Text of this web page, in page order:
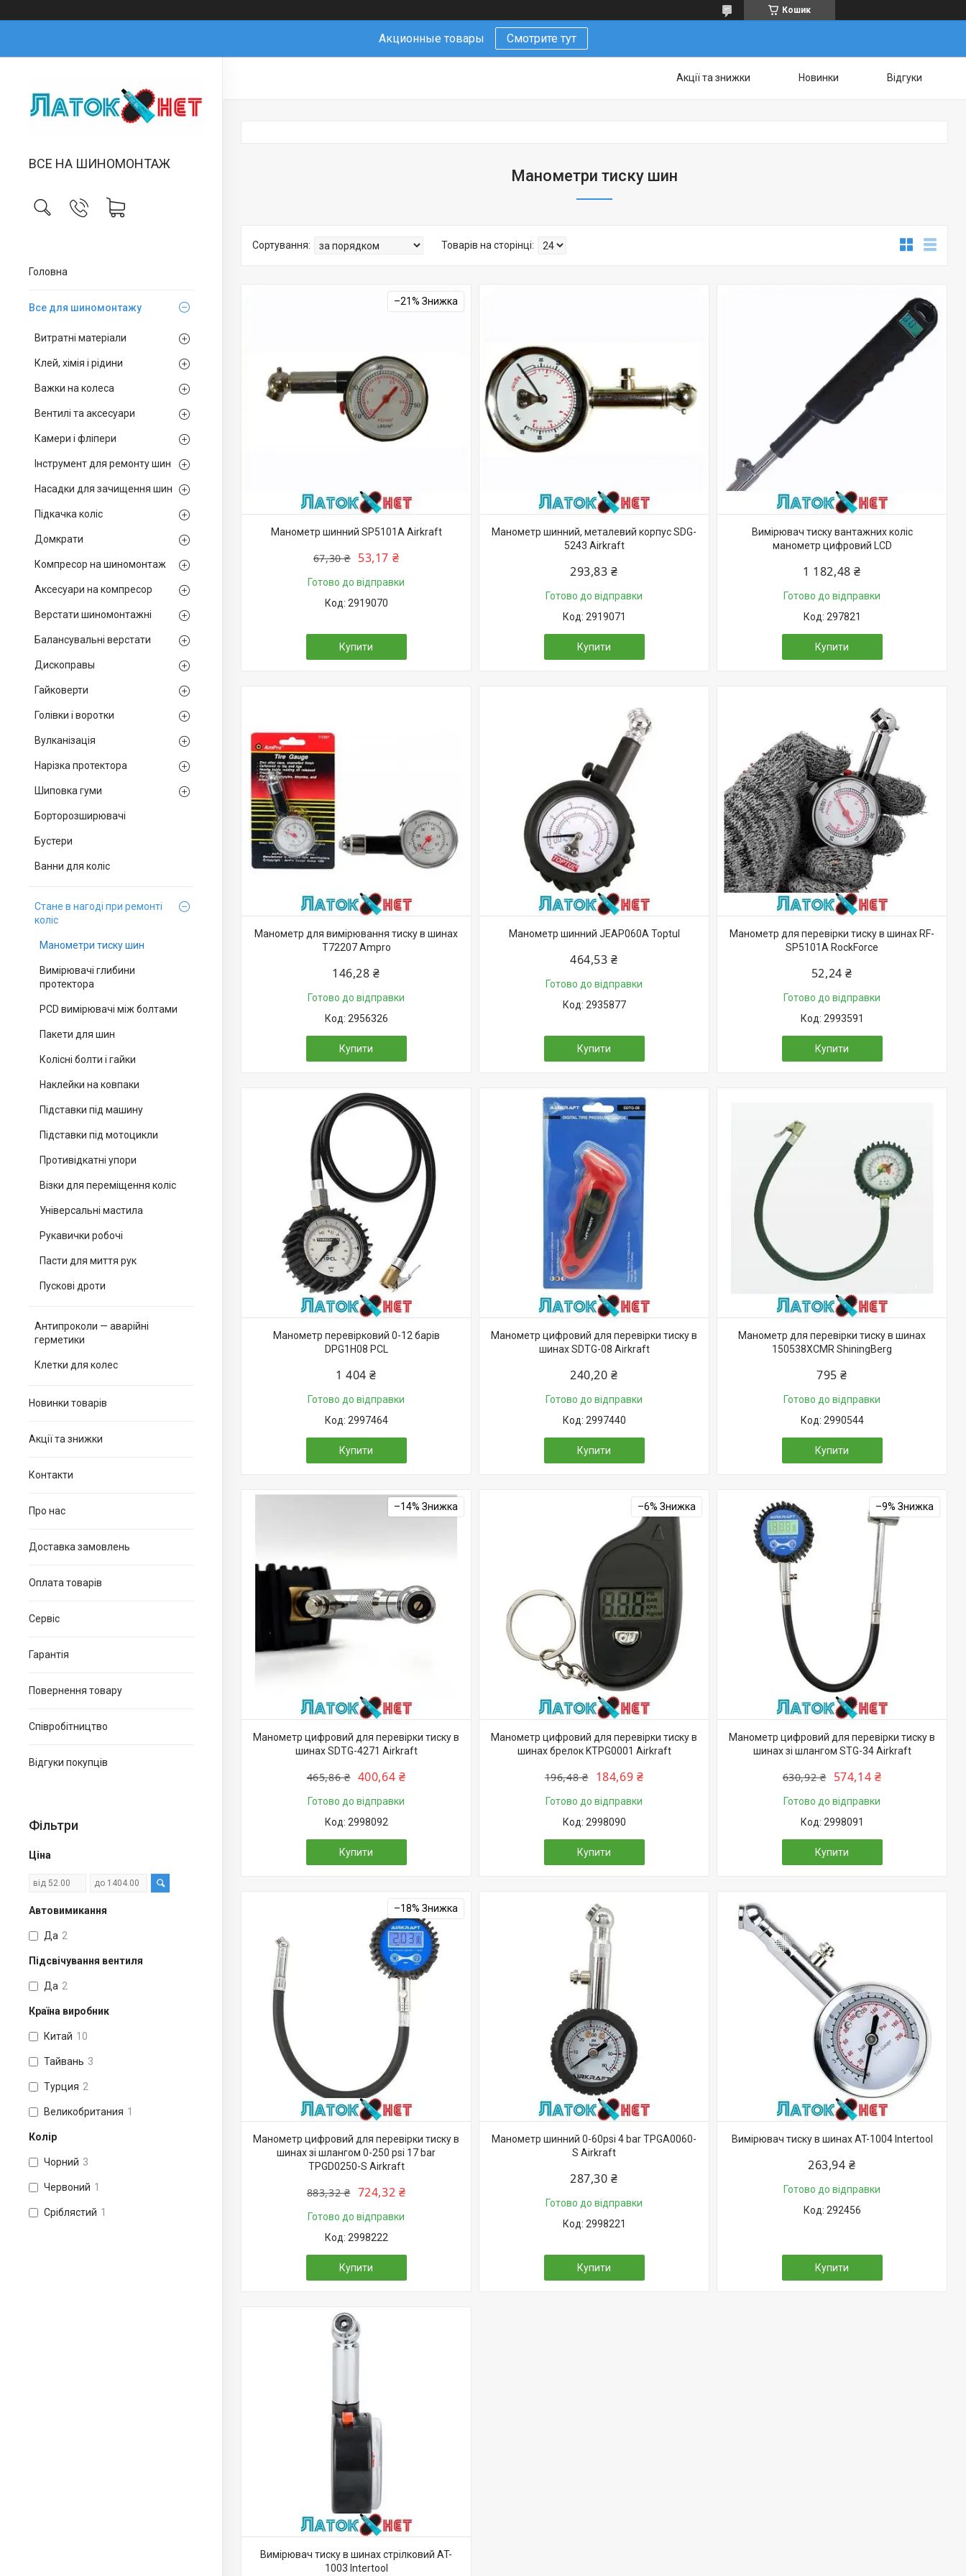
Кошик
Акционные товары Смотрите тут
ВСЕ НА ШИНОМОНТАЖ
Головна
Все для шиномонтажу
Витратні матеріали
Клей, хімія і рідини
Важки на колеса
Вентилі та аксесуари
Камери і фліпери
Інструмент для ремонту шин
Насадки для зачищення шин
Підкачка коліс
Домкрати
Компресор на шиномонтаж
Аксесуари на компресор
Верстати шиномонтажні
Балансувальні верстати
Дископравы
Гайковерти
Голівки і воротки
Вулканізація
Нарізка протектора
Шиповка гуми
Борторозширювачі
Бустери
Ванни для коліс
Стане в нагоді при ремонті
коліс
Манометри тиску шин
Вимірювачі глибини
протектора
PCD вимірювачі між болтами
Пакети для шин
Колісні болти і гайки
Наклейки на ковпаки
Підставки під машину
Підставки під мотоцикли
Противідкатні упори
Візки для переміщення коліс
Універсальні мастила
Рукавички робочі
Пасти для миття рук
Пускові дроти
Антипроколи — аварійні
герметики
Клетки для колес
Новинки товарів
Акції та знижки
Контакти
Про нас
Доставка замовлень
Оплата товарів
Сервіс
Гарантія
Повернення товару
Співробітництво
Відгуки покупців
Фільтри
Ціна
Автовимикання
Да 2
Підсвічування вентиля
Да 2
Країна виробник
Китай 10
Тайвань 3
Турция 2
Великобритания 1
Колір
Чорний 3
Червоний 1
Сріблястий 1
Акції та знижки Новинки Відгуки
Манометри тиску шин
–21%
Манометр шинний SP5101A Airkraft
67,30 ₴ 53,17 ₴
Готово до відправки
2919070
Купити
Манометр шинний, металевий корпус SDG-
5243 Airkraft
293,83 ₴
Готово до відправки
2919071
Купити
Вимірювач тиску вантажних коліс
манометр цифровий LCD
1 182,48 ₴
Готово до відправки
297821
Купити
Манометр для вимірювання тиску в шинах
T72207 Ampro
146,28 ₴
Готово до відправки
2956326
Купити
Манометр шинний JEAP060A Toptul
464,53 ₴
Готово до відправки
2935877
Купити
Манометр для перевірки тиску в шинах RF-
SP5101A RockForce
52,24 ₴
Готово до відправки
2993591
Купити
Манометр перевірковий 0-12 барів
DPG1H08 PCL
1 404 ₴
Готово до відправки
2997464
Купити
Манометр цифровий для перевірки тиску в
шинах SDTG-08 Airkraft
240,20 ₴
Готово до відправки
2997440
Купити
Манометр для перевірки тиску в шинах
150538XCMR ShiningBerg
795 ₴
Готово до відправки
2990544
Купити
–14%
Манометр цифровий для перевірки тиску в
шинах SDTG-4271 Airkraft
465,86 ₴ 400,64 ₴
Готово до відправки
2998092
Купити
–6%
Манометр цифровий для перевірки тиску в
шинах брелок KTPG0001 Airkraft
196,48 ₴ 184,69 ₴
Готово до відправки
2998090
Купити
–9%
Манометр цифровий для перевірки тиску в
шинах зі шлангом STG-34 Airkraft
630,92 ₴ 574,14 ₴
Готово до відправки
2998091
Купити
–18%
Манометр цифровий для перевірки тиску в
шинах зі шлангом 0-250 psi 17 bar
TPGD0250-S Airkraft
883,32 ₴ 724,32 ₴
Готово до відправки
2998222
Купити
Манометр шинний 0-60psi 4 bar TPGA0060-
S Airkraft
287,30 ₴
Готово до відправки
2998221
Купити
Вимірювач тиску в шинах AT-1004 Intertool
263,94 ₴
Готово до відправки
292456
Купити
Вимірювач тиску в шинах стрілковий AT-
1003 Intertool